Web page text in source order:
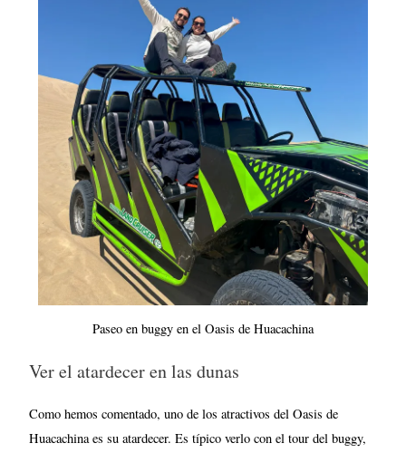
Paseo en buggy en el Oasis de Huacachina
Ver el atardecer en las dunas
Como hemos comentado, uno de los atractivos del Oasis de
Huacachina es su atardecer. Es típico verlo con el tour del buggy,